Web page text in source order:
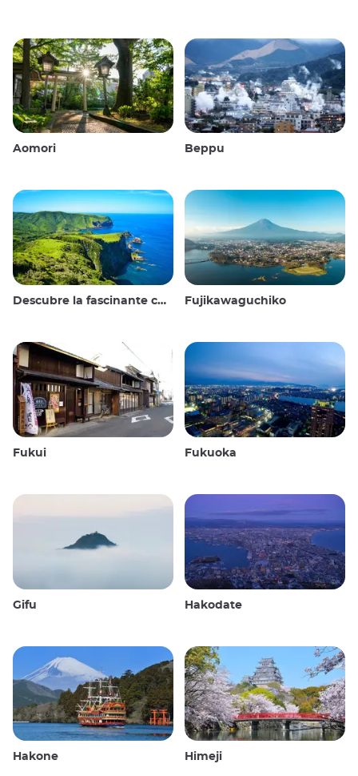
Aomori Beppu
Descubre la fascinante cultura y los impresionantes paisajes de las Islas Oki en Japón Fujikawaguchiko
Fukui Fukuoka
Gifu Hakodate
Hakone Himeji